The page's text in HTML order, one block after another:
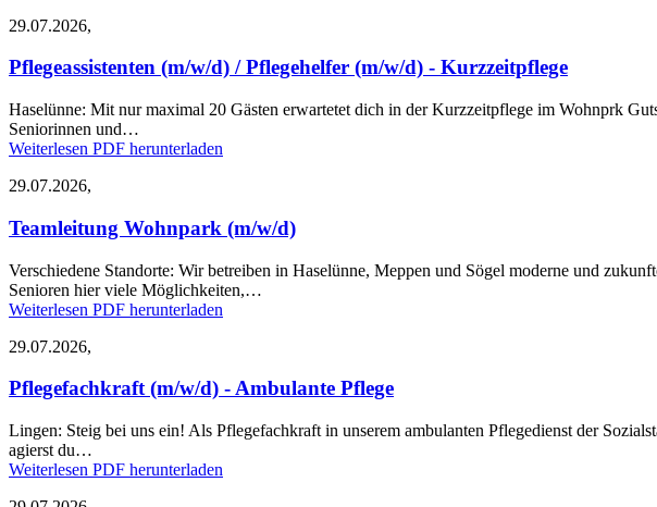
29.07.2026,
Pflegeassistenten (m/w/d) / Pflegehelfer (m/w/d) - Kurzzeitpflege
Haselünne: Mit nur maximal 20 Gästen erwartetet dich in der Kurzzeitpflege im Wohnprk
Seniorinnen und…
Weiterlesen PDF herunterladen
29.07.2026,
Teamleitung Wohnpark (m/w/d)
Verschiedene Standorte: Wir betreiben in Haselünne, Meppen und Sögel moderne und
Senioren hier viele Möglichkeiten,…
Weiterlesen PDF herunterladen
29.07.2026,
Pflegefachkraft (m/w/d) - Ambulante Pflege
Lingen: Steig bei uns ein! Als Pflegefachkraft in unserem ambulanten Pflegedienst der
agierst du…
Weiterlesen PDF herunterladen